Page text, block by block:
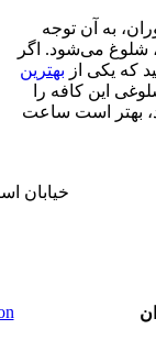
به آن توجه
شلوغ می‌شود. اگر
که یکی از بهترین
این کافه را
بهتر است ساعت
خیابان